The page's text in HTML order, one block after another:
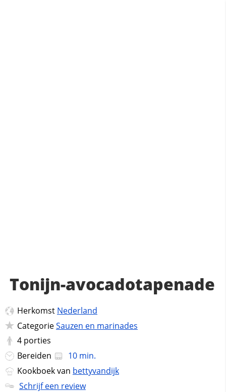
Tonijn-avocadotapenade
Herkomst Nederland
CategorieSauzen en marinades
4 porties
Bereiden
10 min.
Kookboek van bettyvandijk
Schrijf een review